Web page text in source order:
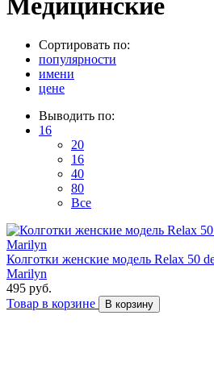
Сортировать по:
популярности
имени
цене
Выводить по:
16
20
16
40
80
Все
Колготки женские модель Relax 50
Marilyn
495 руб.
Товар в корзине
В корзину